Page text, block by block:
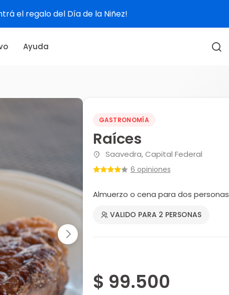
el regalo del Día de la Niñez!
Ayuda
GASTRONOMÍA
Raíces
Saavedra, Capital Federal
6 opiniones
Almuerzo o cena para dos personas
VALIDO PARA 2 PERSONAS
$ 99.500